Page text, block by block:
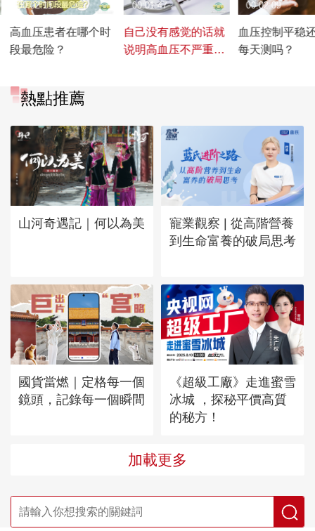
高血压患者在哪个时
段最危险？
00:02:11
自己没有感觉的话就
说明高血压不严重
00:01:47
血压控制平稳
每天测吗？
00:02:09
熱點推薦
山河奇遇記｜何以為美
寵業觀察 | 從高階營養
到生命富養的破局思考
國貨當燃｜定格每一個
鏡頭，記錄每一個瞬間
《超級工廠》走進蜜雪
冰城 ，探秘平價高質
的秘方！
加載更多